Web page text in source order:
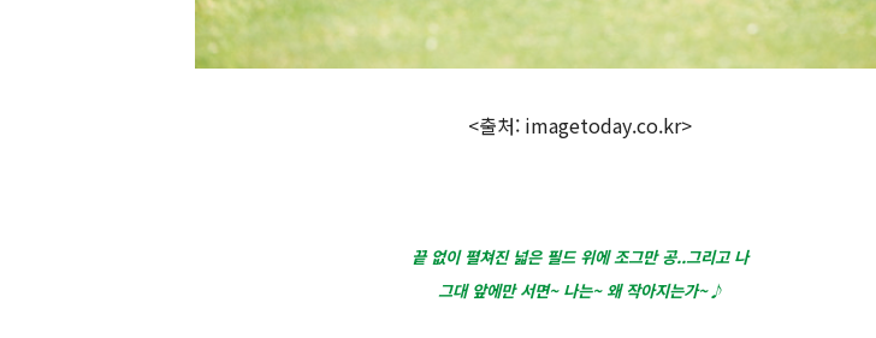
<출처: imagetoday.co.kr>
끝 없이 펼쳐진 넓은 필드 위에 조그만 공..그리고 나
그대 앞에만 서면~ 나는~ 왜 작아지는가~♪